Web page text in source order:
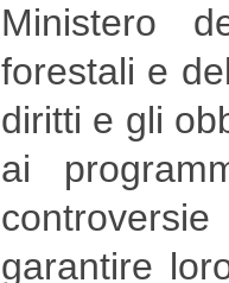
Ministero
forestali e
diritti e gli
ai
garantire